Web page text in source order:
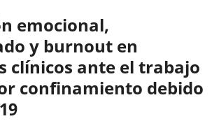
emocional,
y burnout en
clínicos ante el trabajo
confinamiento debido